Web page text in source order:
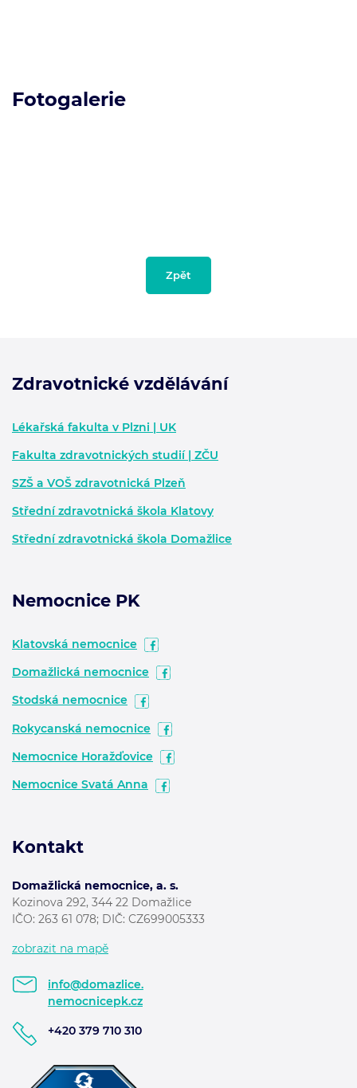
Fotogalerie
Zpět
Zdravotnické vzdělávání
Lékařská fakulta v Plzni | UK
Fakulta zdravotnických studií | ZČU
SZŠ a VOŠ zdravotnická Plzeň
Střední zdravotnická škola Klatovy
Střední zdravotnická škola Domažlice
Nemocnice PK
Klatovská nemocnice
Domažlická nemocnice
Stodská nemocnice
Rokycanská nemocnice
Nemocnice Horažďovice
Nemocnice Svatá Anna
Kontakt
Domažlická nemocnice, a. s.
Kozinova 292, 344 22 Domažlice
IČO: 263 61 078; DIČ: CZ699005333
zobrazit na mapě
info@domazlice.
nemocnicepk.cz
+420 379 710 310